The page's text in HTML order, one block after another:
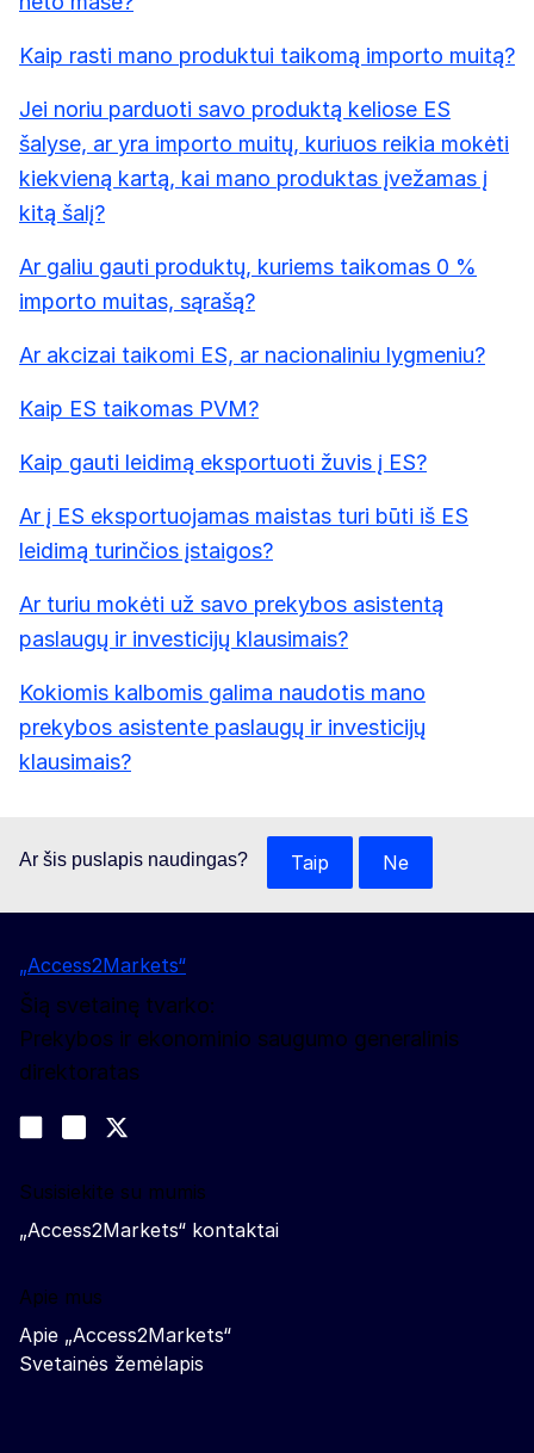
Kaip rasti mano produktui taikomą importo muitą?
Jei noriu parduoti savo produktą keliose ES
šalyse, ar yra importo muitų, kuriuos reikia mokėti
kiekvieną kartą, kai mano produktas įvežamas į
kitą šalį?
Ar galiu gauti produktų, kuriems taikomas 0 %
importo muitas, sąrašą?
Ar akcizai taikomi ES, ar nacionaliniu lygmeniu?
Kaip ES taikomas PVM?
Kaip gauti leidimą eksportuoti žuvis į ES?
Ar į ES eksportuojamas maistas turi būti iš ES
leidimą turinčios įstaigos?
Ar turiu mokėti už savo prekybos asistentą
paslaugų ir investicijų klausimais?
Kokiomis kalbomis galima naudotis mano
prekybos asistente paslaugų ir investicijų
klausimais?
Ar šis puslapis naudingas? Taip Ne
„Access2Markets“
Šią svetainę tvarko:
Prekybos ir ekonominio saugumo generalinis
direktoratas
Join us on LinkedIn
Trade-Off podcast
Susisiekite su mumis
„Access2Markets“ kontaktai
Apie mus
Apie „Access2Markets“
Svetainės žemėlapis